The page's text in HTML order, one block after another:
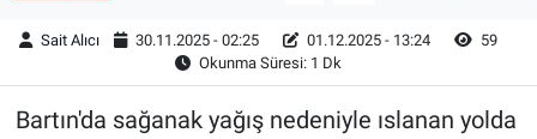
Sait Alıcı 30.11.2025 - 02:25 01.12.2025 - 13:24
59
Okunma Süresi: 1 Dk
Bartın'da sağanak yağış nedeniyle ıslanan yolda